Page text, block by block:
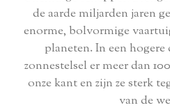
de aarde miljarden jaren
enorme, bolvormige
planeten. In een
zonnestelsel er meer dan
onze kant en zijn ze sterk
van de